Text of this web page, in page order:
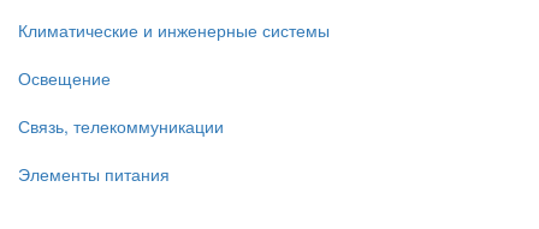
Климатические и инженерные системы
Освещение
Связь, телекоммуникации
Элементы питания